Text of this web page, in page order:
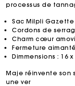
processus de
Sac Milpli
Cordons de
Charm cœur
Fermeture
Dimmensions : 16 x
Maje réinvente son
une ver